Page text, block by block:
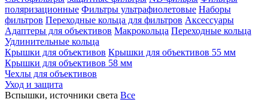
поляризационные Фильтры ультрафиолетовые Наборы
фильтров Переходные кольца для фильтров Аксессуары
Адаптеры для объективов Макрокольца Переходные кольца
Удлинительные кольца
Крышки для объективов Крышки для объективов 55 мм
Крышки для объективов 58 мм
Чехлы для объективов
Уход и защита
Вспышки, источники света Все